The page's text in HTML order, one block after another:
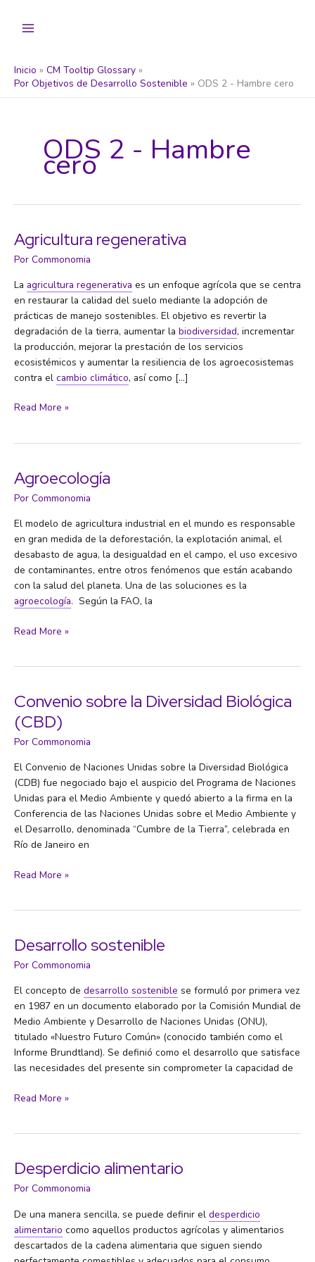
Inicio
CM Tooltip Glossary
Por Objetivos de Desarrollo Sostenible
ODS 2 - Hambre cero
ODS 2 - Hambre
cero
Agricultura regenerativa
Por Commonomia
La agricultura regenerativa es un enfoque agrícola que se centra
en restaurar la calidad del suelo mediante la adopción de
prácticas de manejo sostenibles. El objetivo es revertir la
degradación de la tierra, aumentar la biodiversidad, incrementar
la producción, mejorar la prestación de los servicios
ecosistémicos y aumentar la resiliencia de los agroecosistemas
contra el cambio climático, así como […]
Agricultura
Read More »
Agroecología
Por Commonomia
El modelo de agricultura industrial en el mundo es responsable
en gran medida de la deforestación, la explotación animal, el
desabasto de agua, la desigualdad en el campo, el uso excesivo
de contaminantes, entre otros fenómenos que están acabando
con la salud del planeta. Una de las soluciones es la
agroecología. Según la FAO, la
Agroecología
Read More »
Convenio sobre la Diversidad Biológica
(CBD)
Por Commonomia
El Convenio de Naciones Unidas sobre la Diversidad Biológica
(CDB) fue negociado bajo el auspicio del Programa de Naciones
Unidas para el Medio Ambiente y quedó abierto a la firma en la
Conferencia de las Naciones Unidas sobre el Medio Ambiente y
el Desarrollo, denominada “Cumbre de la Tierra”, celebrada en
Río de Janeiro en
Convenio
(CBD)
Read More »
Desarrollo sostenible
Por Commonomia
El concepto de desarrollo sostenible se formuló por primera vez
en 1987 en un documento elaborado por la Comisión Mundial de
Medio Ambiente y Desarrollo de Naciones Unidas (ONU),
titulado «Nuestro Futuro Común» (conocido también como el
Informe Brundtland). Se definió como el desarrollo que satisface
las necesidades del presente sin comprometer la capacidad de
Desarrollo
Read More »
Desperdicio alimentario
Por Commonomia
De una manera sencilla, se puede definir el desperdicio
alimentario como aquellos productos agrícolas y alimentarios
descartados de la cadena alimentaria que siguen siendo